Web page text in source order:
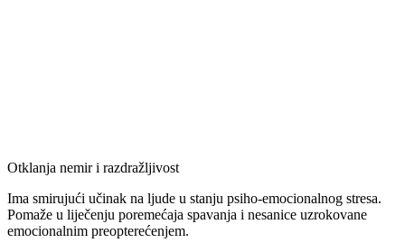
Otklanja nemir i razdražljivost
Ima smirujući učinak na ljude u stanju psiho-emocionalnog stresa.
Pomaže u liječenju poremećaja spavanja i nesanice uzrokovane
emocionalnim preopterećenjem.